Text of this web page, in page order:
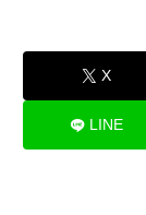
X
LINE